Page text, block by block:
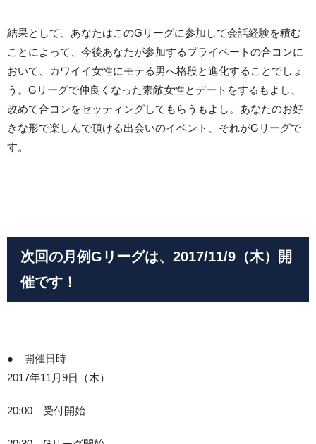
結果として、あなたはこのGリーグに参加して会話経験を積む
ことによって、今後あなたが参加するプライベートの合コンに
おいて、カワイイ女性にモテる男へ格段と進化することでしょ
う。Gリーグで仲良くなった素敵女性とデートをするもよし、
改めて合コンをセッティングしてもらうもよし。あなたのお好
きな形で楽しんで頂ける出会いのイベント、それがGリーグで
す。
次回の月例Gリーグは、2017/11/9（木）開
催です！
● 開催日時
2017年11月9日（木）
20:00 受付開始